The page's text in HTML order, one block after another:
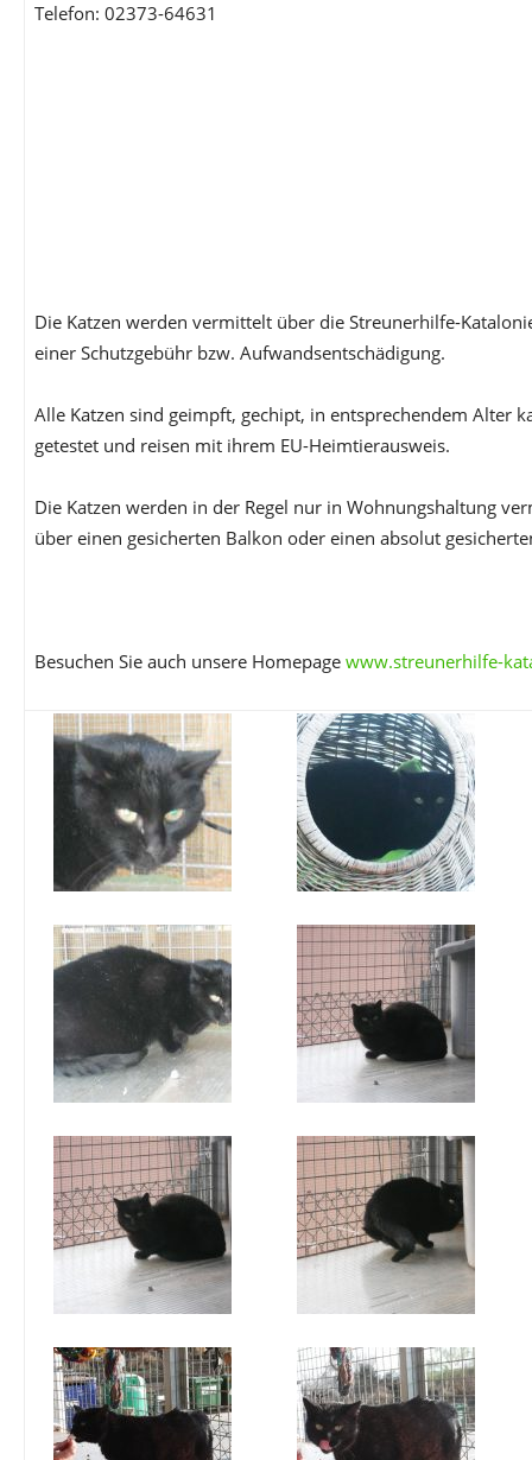
Telefon: 02373-64631
Die Katzen werden vermittelt über die Streunerhilfe-
einer Schutzgebühr bzw. Aufwandsentschädigung.
Alle Katzen sind geimpft, gechipt, in entsprechendem Alter
getestet und reisen mit ihrem EU-Heimtierausweis.
Die Katzen werden in der Regel nur in Wohnungshaltung
über einen gesicherten Balkon oder einen absolut
Besuchen Sie auch unsere Homepage www.streunerhilfe-